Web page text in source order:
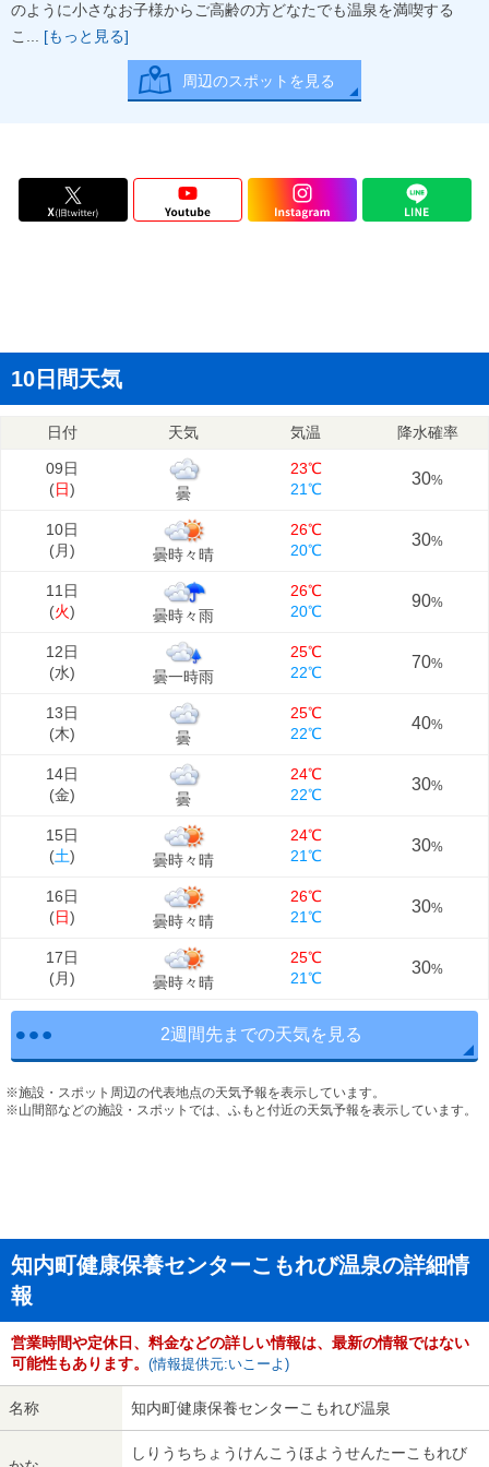
のように小さなお子様からご高齢の方どなたでも温泉を満喫する
こ... [もっと見る]
周辺のスポットを見る
10日間天気
日付 天気 気温 降水確率
09日
(日) 曇
23℃
21℃
30%
10日
(月) 曇時々晴
26℃
20℃
30%
11日
(火) 曇時々雨
26℃
20℃
90%
12日
(水) 曇一時雨
25℃
22℃
70%
13日
(木) 曇
25℃
22℃
40%
14日
(金) 曇
24℃
22℃
30%
15日
(土) 曇時々晴
24℃
21℃
30%
16日
(日) 曇時々晴
26℃
21℃
30%
17日
(月) 曇時々晴
25℃
21℃
30%
2週間先までの天気を見る
※施設・スポット周辺の代表地点の天気予報を表示しています。
※山間部などの施設・スポットでは、ふもと付近の天気予報を表示しています。
知内町健康保養センターこもれび温泉の詳細情
報
営業時間や定休日、料金などの詳しい情報は、最新の情報ではない
可能性もあります。 (情報提供元:いこーよ)
名称 知内町健康保養センターこもれび温泉
しりうちちょうけんこうほようせんたーこもれび